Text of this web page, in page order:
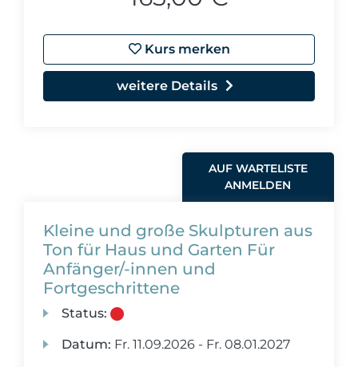
Kurs merken
weitere Details
AUF WARTELISTE
ANMELDEN
Kleine und große Skulpturen aus
Ton für Haus und Garten Für
Anfänger/-innen und
Fortgeschrittene
Status:
Datum: Fr. 11.09.2026 - Fr. 08.01.2027